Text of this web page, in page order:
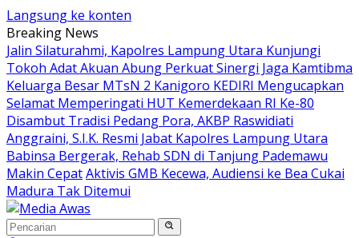
Langsung ke konten
Breaking News
Jalin Silaturahmi, Kapolres Lampung Utara Kunjungi
Tokoh Adat Akuan Abung Perkuat Sinergi Jaga Kamtibma
Keluarga Besar MTsN 2 Kanigoro KEDIRI Mengucapkan
Selamat Memperingati HUT Kemerdekaan RI Ke-80
Disambut Tradisi Pedang Pora, AKBP Raswidiati
Anggraini, S.I.K. Resmi Jabat Kapolres Lampung Utara
Babinsa Bergerak, Rehab SDN di Tanjung Pademawu
Makin CepatAktivis GMB Kecewa, Audiensi ke Bea Cukai
Madura Tak Ditemui